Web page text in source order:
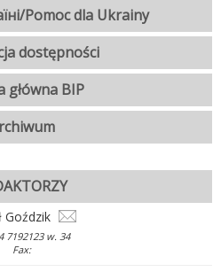
Pomoc dla Ukrainy
dostępności
główna BIP
Goździk
7192123 w. 34
Fax: